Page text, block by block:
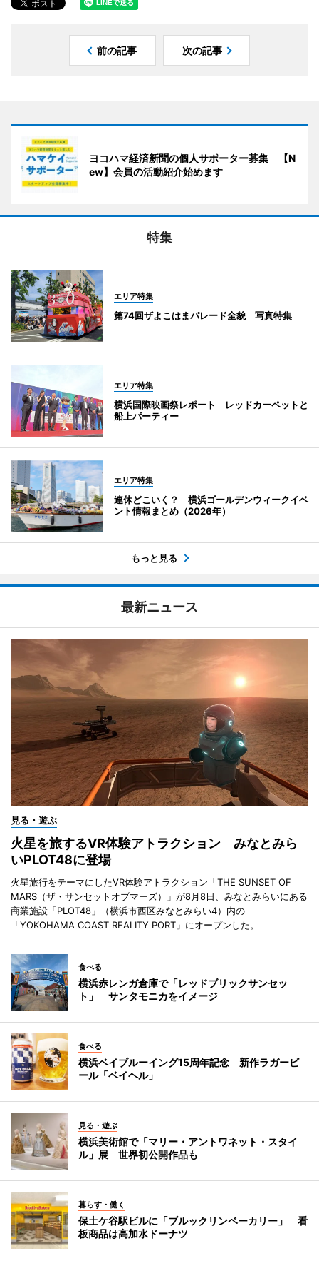
前の記事 次の記事
ヨコハマ経済新聞の個人サポーター募集 【N
ew】会員の活動紹介始めます
特集
エリア特集
第74回ザよこはまパレード全貌 写真特集
エリア特集
横浜国際映画祭レポート レッドカーペットと
船上パーティー
エリア特集
連休どこいく？ 横浜ゴールデンウィークイベ
ント情報まとめ（2026年）
もっと見る
最新ニュース
見る・遊ぶ
火星を旅するVR体験アトラクション みなとみら
いPLOT48に登場
火星旅行をテーマにしたVR体験アトラクション「THE SUNSET OF
MARS（ザ・サンセットオブマーズ）」が8月8日、みなとみらいにある
商業施設「PLOT48」（横浜市西区みなとみらい4）内の
「YOKOHAMA COAST REALITY PORT」にオープンした。
食べる
横浜赤レンガ倉庫で「レッドブリックサンセッ
ト」 サンタモニカをイメージ
食べる
横浜ベイブルーイング15周年記念 新作ラガービ
ール「ベイヘル」
見る・遊ぶ
横浜美術館で「マリー・アントワネット・スタイ
ル」展 世界初公開作品も
暮らす・働く
保土ケ谷駅ビルに「ブルックリンベーカリー」 看
板商品は高加水ドーナツ